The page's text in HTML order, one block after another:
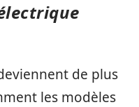
de plus
les modèles